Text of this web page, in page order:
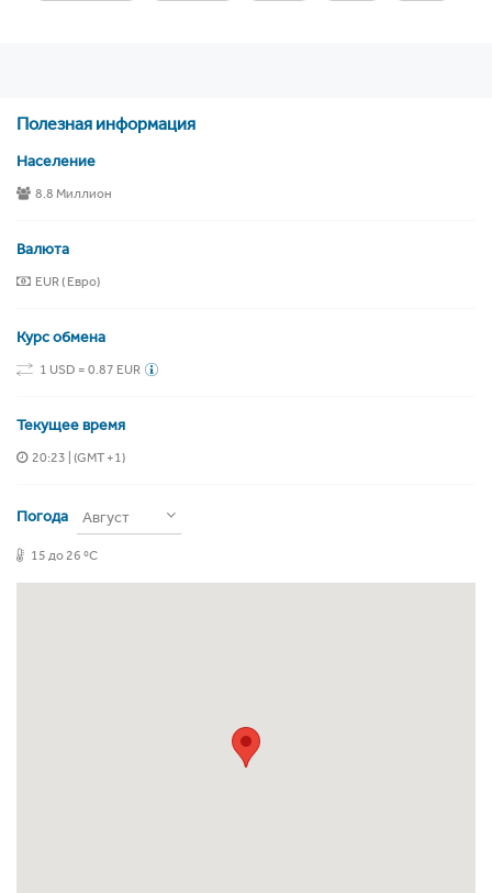
Полезная информация
Население
8.8 Миллион
Валюта
EUR ( Евро)
Курс обмена
1 USD = 0.87 EUR
Текущее время
20:23 | (GMT +1)
Погода Август
15 до 26 ºC